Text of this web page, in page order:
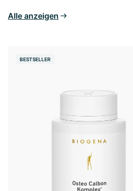
Alle anzeigen
BESTSELLER